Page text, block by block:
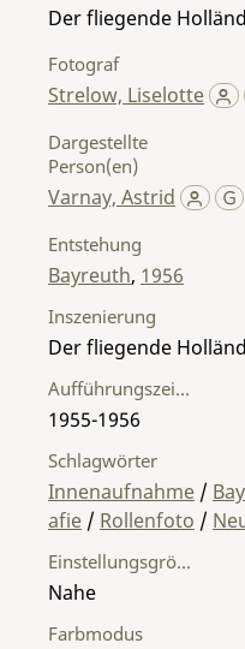
Der fliegende
Fotograf
Strelow, Liselotte
Dargestellte
Person(en)
Varnay, Astrid
Entstehung
Bayreuth, 1956
Einstellungsgröße
Nahe
Farbmodus
Inszenierung
Der fliegende
Aufführungszeitraum
1955-1956
Schlagwörter
Innenaufnahme /
afie / Rollenfoto /